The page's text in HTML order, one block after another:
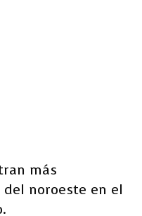
más
noroeste en el